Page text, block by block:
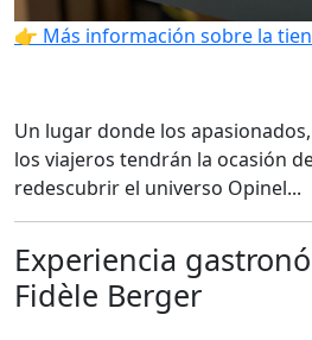
👉 Más información sobre la
Un lugar donde los
los viajeros tendrán la ocasión
redescubrir el universo Opinel...
Experiencia
Fidèle Berger